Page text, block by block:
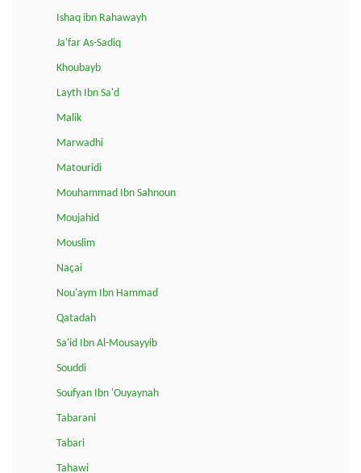
Ishaq ibn Rahawayh
Ja'far As-Sadiq
Khoubayb
Layth Ibn Sa'd
Malik
Marwadhi
Matouridi
Mouhammad Ibn Sahnoun
Moujahid
Mouslim
Naçai
Nou'aym Ibn Hammad
Qatadah
Sa'id Ibn Al-Mousayyib
Souddi
Soufyan Ibn 'Ouyaynah
Tabarani
Tabari
Tahawi